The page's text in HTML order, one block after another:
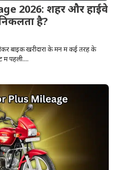
2026: शहर और हाईवे
है?
बाइक खरीदारों के मन में कई तरह के
पहली....